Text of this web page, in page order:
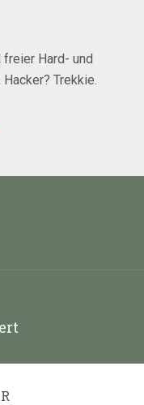
freier Hard- und
Trekkie.